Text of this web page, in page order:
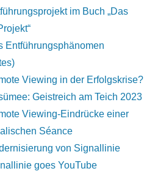
im Buch „Das
Entführungsphänomen
Viewing in der Erfolgskrise?
Geistreich am Teich 2023
Viewing-Eindrücke einer
Séance
von Signallinie
goes YouTube